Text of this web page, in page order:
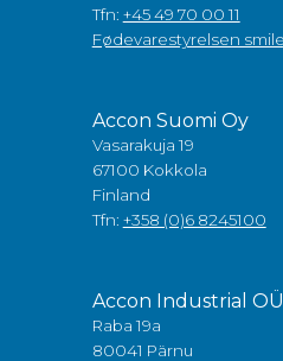
Tfn: +45 49 70 00 11
Fødevarestyrelsen
Accon Suomi Oy
Vasarakuja 19
67100 Kokkola
Finland
Tfn: +358 (0)6 8245100
Accon Industrial OÜ
Raba 19a
80041 Pärnu